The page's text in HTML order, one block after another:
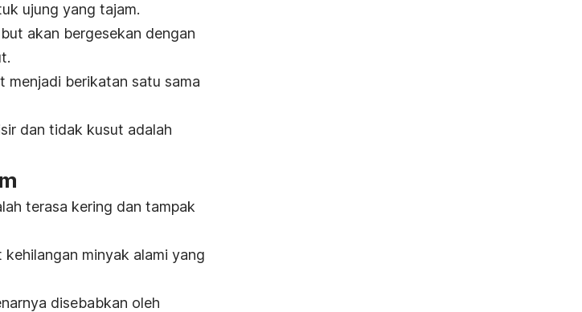
ujung yang tajam.
akan bergesekan dengan
menjadi berikatan satu sama
dan tidak kusut adalah
terasa kering dan tampak
minyak alami yang
disebabkan oleh